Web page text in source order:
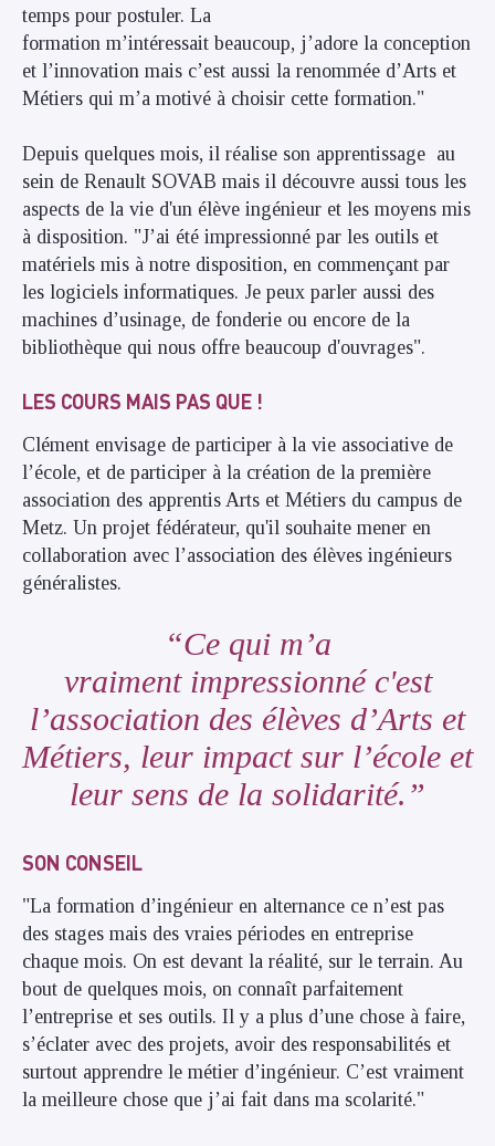
temps pour postuler. La
formation m’intéressait beaucoup, j’adore la conception
et l’innovation mais c’est aussi la renommée d’Arts et
Métiers qui m’a motivé à choisir cette formation."
Depuis quelques mois, il réalise son apprentissage au
sein de Renault SOVAB mais il découvre aussi tous les
aspects de la vie d'un élève ingénieur et les moyens mis
à disposition. "J’ai été impressionné par les outils et
matériels mis à notre disposition, en commençant par
les logiciels informatiques. Je peux parler aussi des
machines d’usinage, de fonderie ou encore de la
bibliothèque qui nous offre beaucoup d'ouvrages".
LES COURS MAIS PAS QUE !
Clément envisage de participer à la vie associative de
l’école, et de participer à la création de la première
association des apprentis Arts et Métiers du campus de
Metz. Un projet fédérateur, qu'il souhaite mener en
collaboration avec l’association des élèves ingénieurs
généralistes.
Ce qui m’a
vraiment impressionné c'est
l’association des élèves d’Arts et
Métiers, leur impact sur l’école et
leur sens de la solidarité.
SON CONSEIL
"La formation d’ingénieur en alternance ce n’est pas
des stages mais des vraies périodes en entreprise
chaque mois. On est devant la réalité, sur le terrain. Au
bout de quelques mois, on connaît parfaitement
l’entreprise et ses outils. Il y a plus d’une chose à faire,
s’éclater avec des projets, avoir des responsabilités et
surtout apprendre le métier d’ingénieur. C’est vraiment
la meilleure chose que j’ai fait dans ma scolarité."